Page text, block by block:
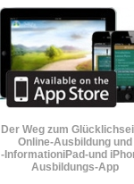
Der Weg zum
Online-Ausbildung und
-InformationiPad-und
Ausbildungs-App